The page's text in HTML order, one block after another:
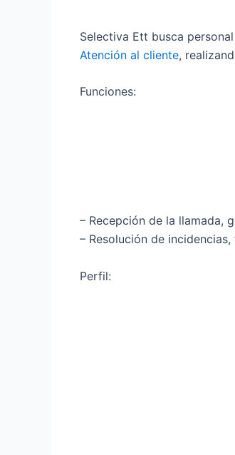
Selectiva Ett busca
Atención al cliente,
Funciones:
– Recepción de la llamada,
– Resolución de
Perfil: